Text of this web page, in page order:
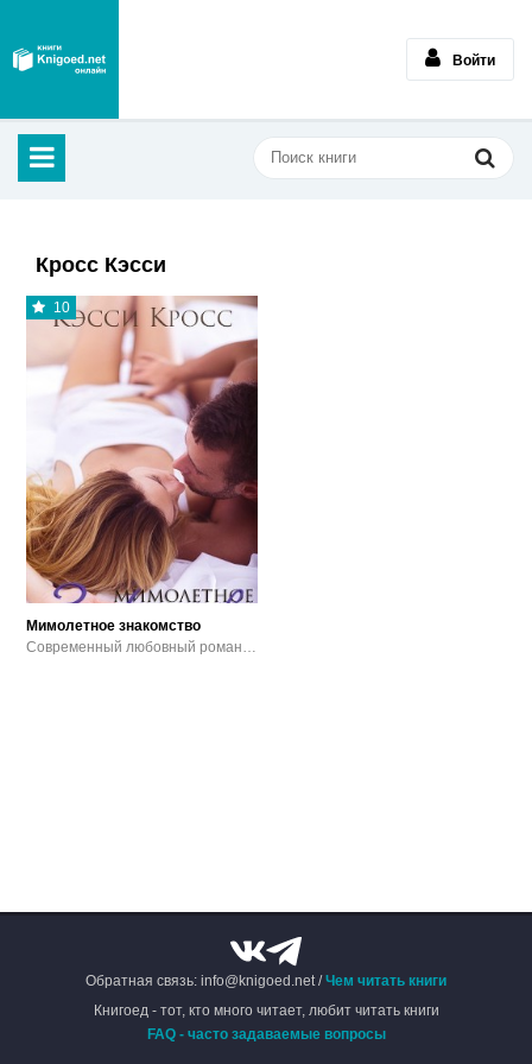
Войти
Кросс Кэсси
10
Мимолетное знакомство
Современный любовный роман / Эротика
Обратная связь: info@knigoed.net /Чем читать книги
Книгоед - тот, кто много читает, любит читать книги
FAQ - часто задаваемые вопросы